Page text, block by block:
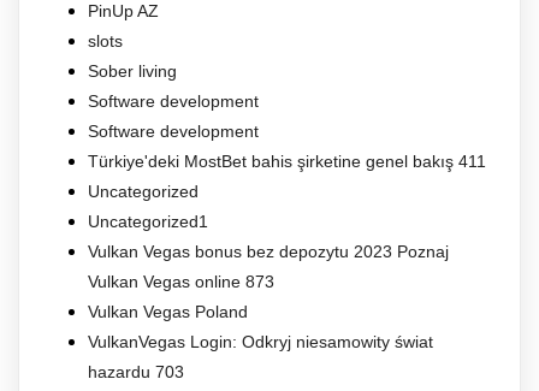
PinUp AZ
slots
Sober living
Software development
Software development
Türkiye'deki MostBet bahis şirketine genel bakış 411
Uncategorized
Uncategorized1
Vulkan Vegas bonus bez depozytu 2023 Poznaj
Vulkan Vegas online 873
Vulkan Vegas Poland
VulkanVegas Login: Odkryj niesamowity świat
hazardu 703